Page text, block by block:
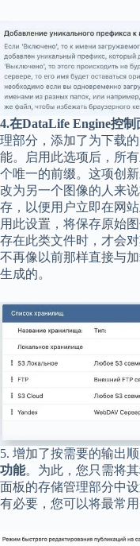
4.在DataLife Engine控
理部分，添加了为下载
能。启用此选项后，所
个唯一的前缀。这项创
改为另一个图像的人来
存，以便用户立即在网
用此设置，将保存原始
存在此类文件时，才会
不再像以前那样直接与
生成的。
5. 增加了按需要的输出
功能。为此，您只需将
面板的存储管理部分中
有必要，您可以将最常